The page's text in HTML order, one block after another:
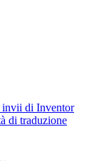
invii di Inventor
di traduzione